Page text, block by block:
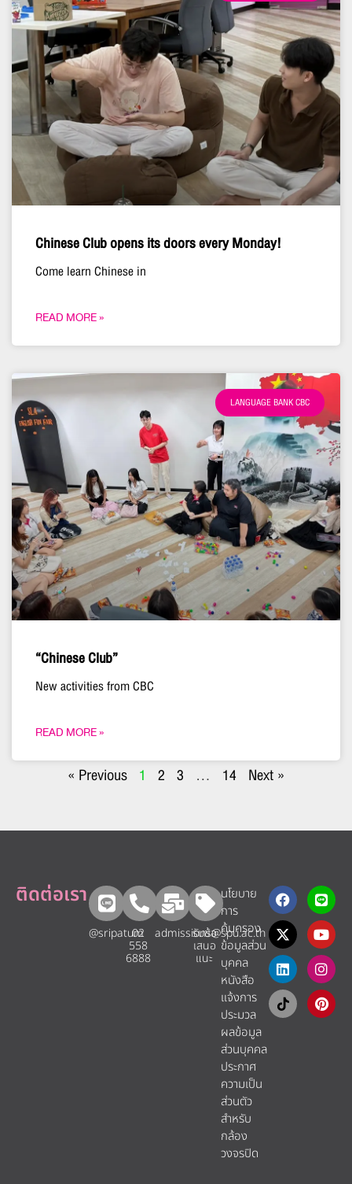
Chinese Club opens its doors every Monday!
Come learn Chinese in
READ MORE »
LANGUAGE BANK CBC
“Chinese Club”
New activities from CBC
READ MORE »
« Previous 1 2 3 … 14 Next »
ติดต่อเรา
@sripatum
02
558
6888
admissions@spu.ac.th
รับข้อ
เสนอ
แนะ​
นโยบาย
การ
คุ้มครอง
ข้อมูลส่วน
บุคคล
หนังสือ
แจ้งการ
ประมวล
ผลข้อมูล
ส่วนบุคคล
ประกาศ
ความเป็น
ส่วนตัว
สำหรับ
กล้อง
วงจรปิด